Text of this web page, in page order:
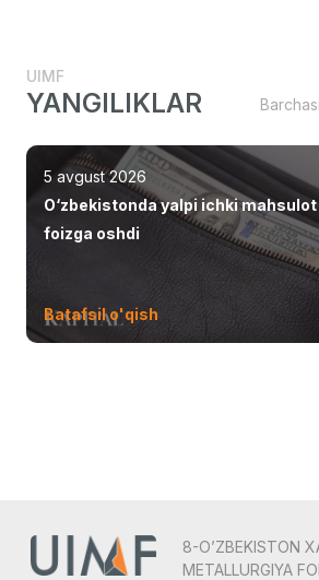
UIMF
YANGILIKLAR
5 avgust 2026
O‘zbekistonda yalpi ichki
foizga oshdi
Batafsil o'qish
8-O’ZBEKISTON
METALLURGIYA